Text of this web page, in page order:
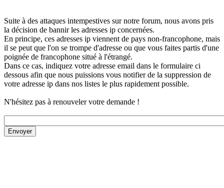
Suite à des attaques intempestives sur notre forum, nous avons pris
la décision de bannir les adresses ip concernées.
En principe, ces adresses ip viennent de pays non-francophone, mais
il se peut que l'on se trompe d'adresse ou que vous faites partis d'une
poignée de francophone situé à l'étrangé.
Dans ce cas, indiquez votre adresse email dans le formulaire ci
dessous afin que nous puissions vous notifier de la suppression de
votre adresse ip dans nos listes le plus rapidement possible.
N'hésitez pas à renouveler votre demande !